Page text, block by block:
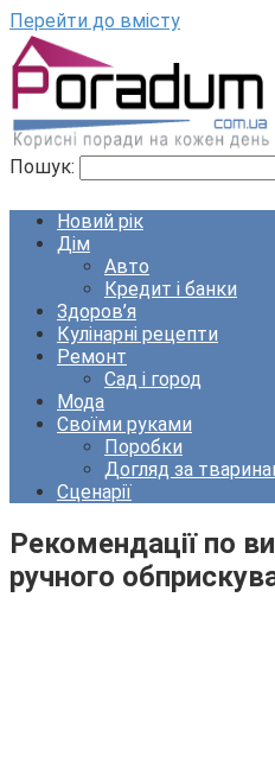
Перейти до вмісту
Пошук:
Новий рік
Дім
Авто
Кредит і банки
Здоров’я
Кулінарні рецепти
Ремонт
Сад і город
Мода
Своїми руками
Поробки
Догляд за
Сценарії
Рекомендації по
ручного